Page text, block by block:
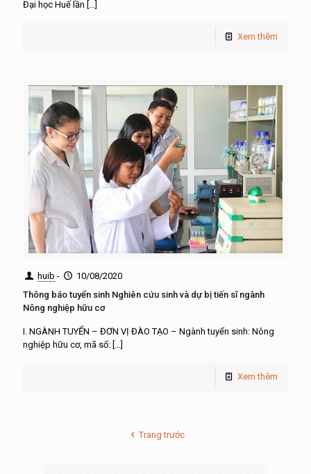
Đại học Huế lần […]
Xem thêm
huib -
10/08/2020
Thông báo tuyển sinh Nghiên cứu sinh và dự bị tiến sĩ ngành
Nông nghiệp hữu cơ
I. NGÀNH TUYỂN – ĐƠN VỊ ĐÀO TẠO – Ngành tuyển sinh: Nông
nghiệp hữu cơ, mã số:
Xem thêm
Trang trước